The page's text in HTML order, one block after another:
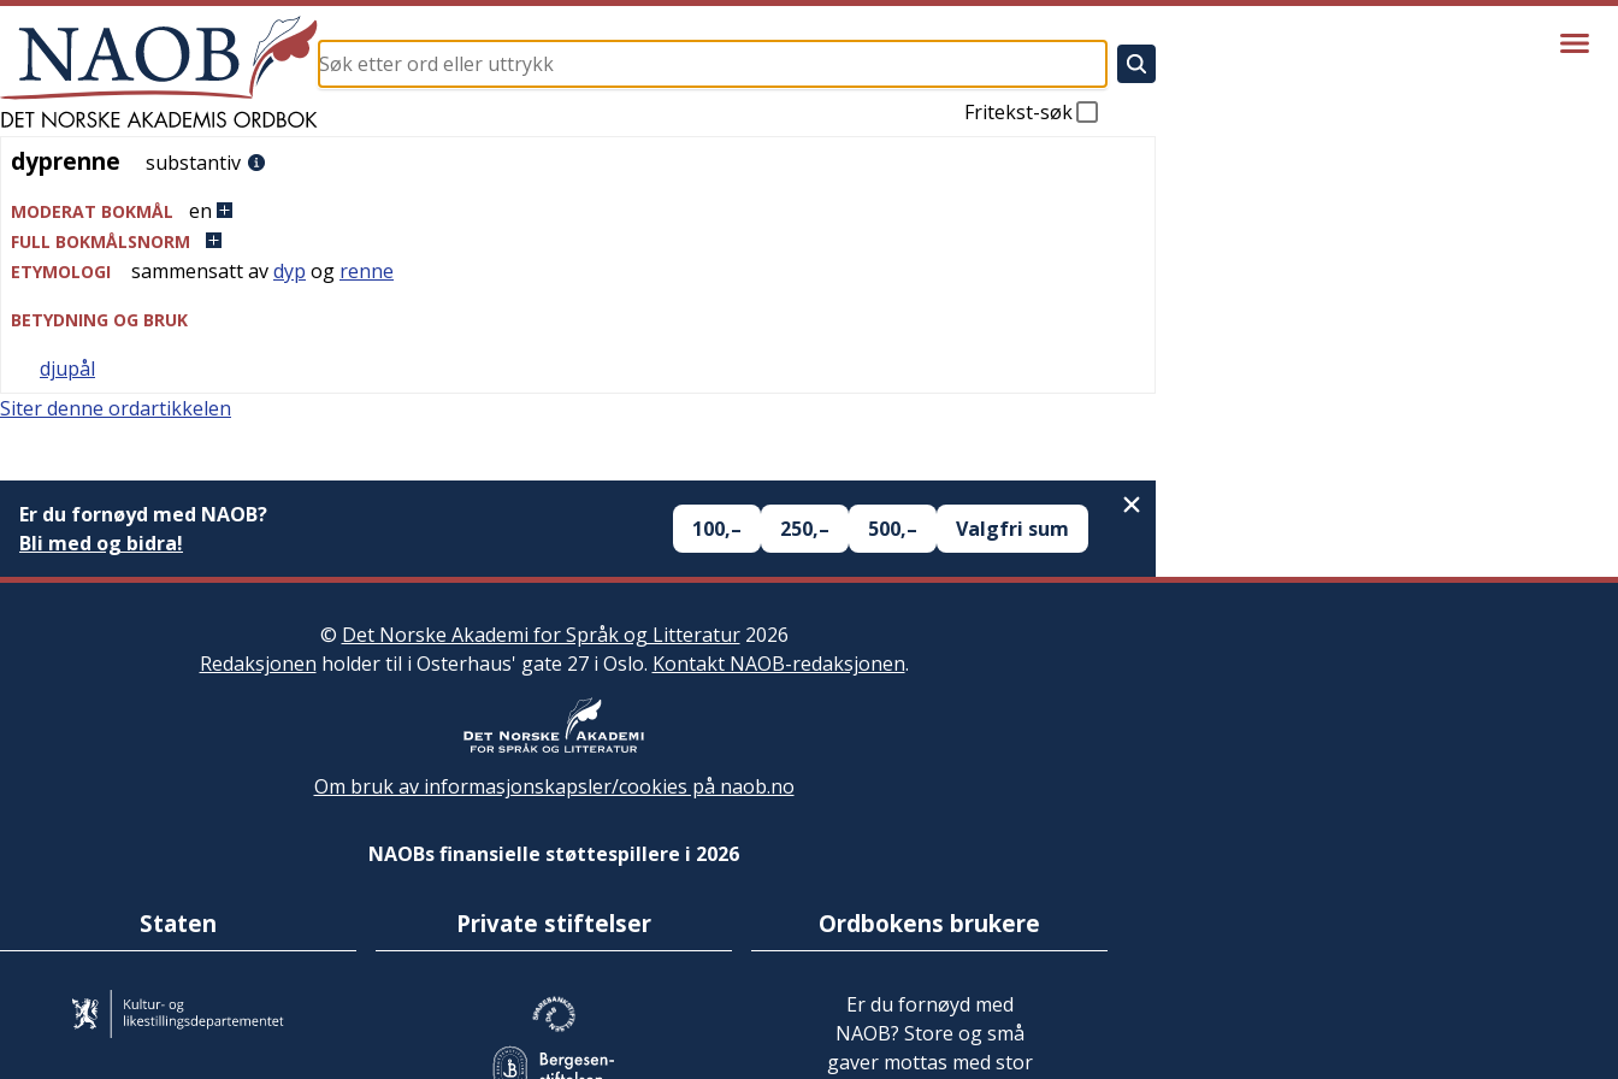
Fritekst-søk
dyprenne
dyprenne substantiv
MODERAT BOKMÅL en
FULL BOKMÅLSNORM
ETYMOLOGI
sammensatt avdyp og renne
BETYDNING OG BRUK
djupål
Siter denne ordartikkelen
Er du fornøyd med NAOB?
Bli med og bidra!
100,– 250,– 500,– Valgfri sum
© Det Norske Akademi for Språk og Litteratur2026
Redaksjonen holder til i Osterhaus' gate 27 i Oslo. Kontakt NAOB-redaksjonen.
Om bruk av informasjonskapsler/cookies på naob.no
NAOBs finansielle støttespillere i 2026
Staten Private stiftelser Ordbokens brukere
Er du fornøyd med
NAOB? Store og små
gaver mottas med stor